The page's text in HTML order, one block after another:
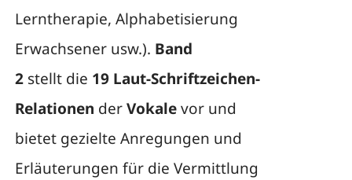
Lerntherapie, Alphabetisierung
Erwachsener usw.). Band
2stellt die 19 Laut-Schriftzeichen-
Relationen derVokalevor und
bietet gezielte Anregungen und
Erläuterungen für die Vermittlung